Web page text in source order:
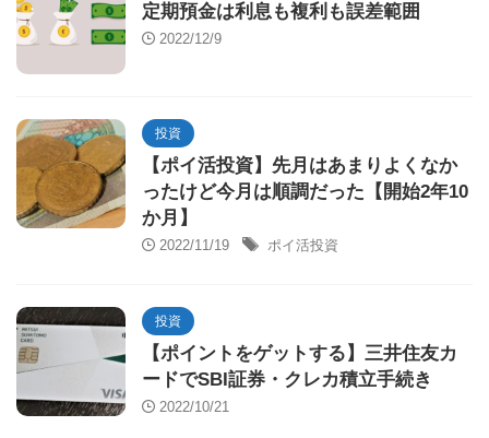
定期預金は利息も複利も誤差範囲
2022/12/9
投資
【ポイ活投資】先月はあまりよくなか
ったけど今月は順調だった【開始2年10
か月】
2022/11/19 ポイ活投資
投資
【ポイントをゲットする】三井住友カ
ードでSBI証券・クレカ積立手続き
2022/10/21